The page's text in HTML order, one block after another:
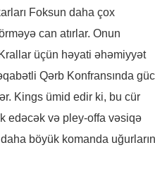
Foksun daha çox
can atırlar. Onun
üçün həyati əhəmiyyət
Qərb Konfransında
Kings ümid edir ki, bu cür
edəcək və pley-offa vəsiqə
böyük komanda